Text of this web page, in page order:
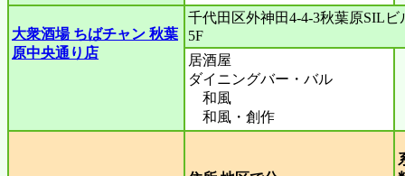
大衆酒場 ちばチャン 秋葉
原中央通り店
千代田区外神田4-4-3秋葉原SILビ
5F
居酒屋
ダイニングバー・バル
和風
和風・創作